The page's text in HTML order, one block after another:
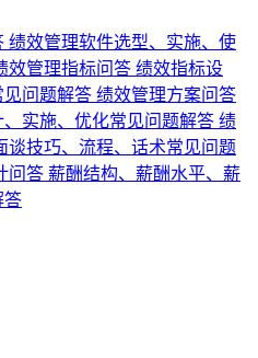
绩效管理软件选型、实施、使
效管理指标问答 绩效指标设
问题解答 绩效管理方案问答
实施、优化常见问题解答 绩
谈技巧、流程、话术常见问题
问答 薪酬结构、薪酬水平、薪
答